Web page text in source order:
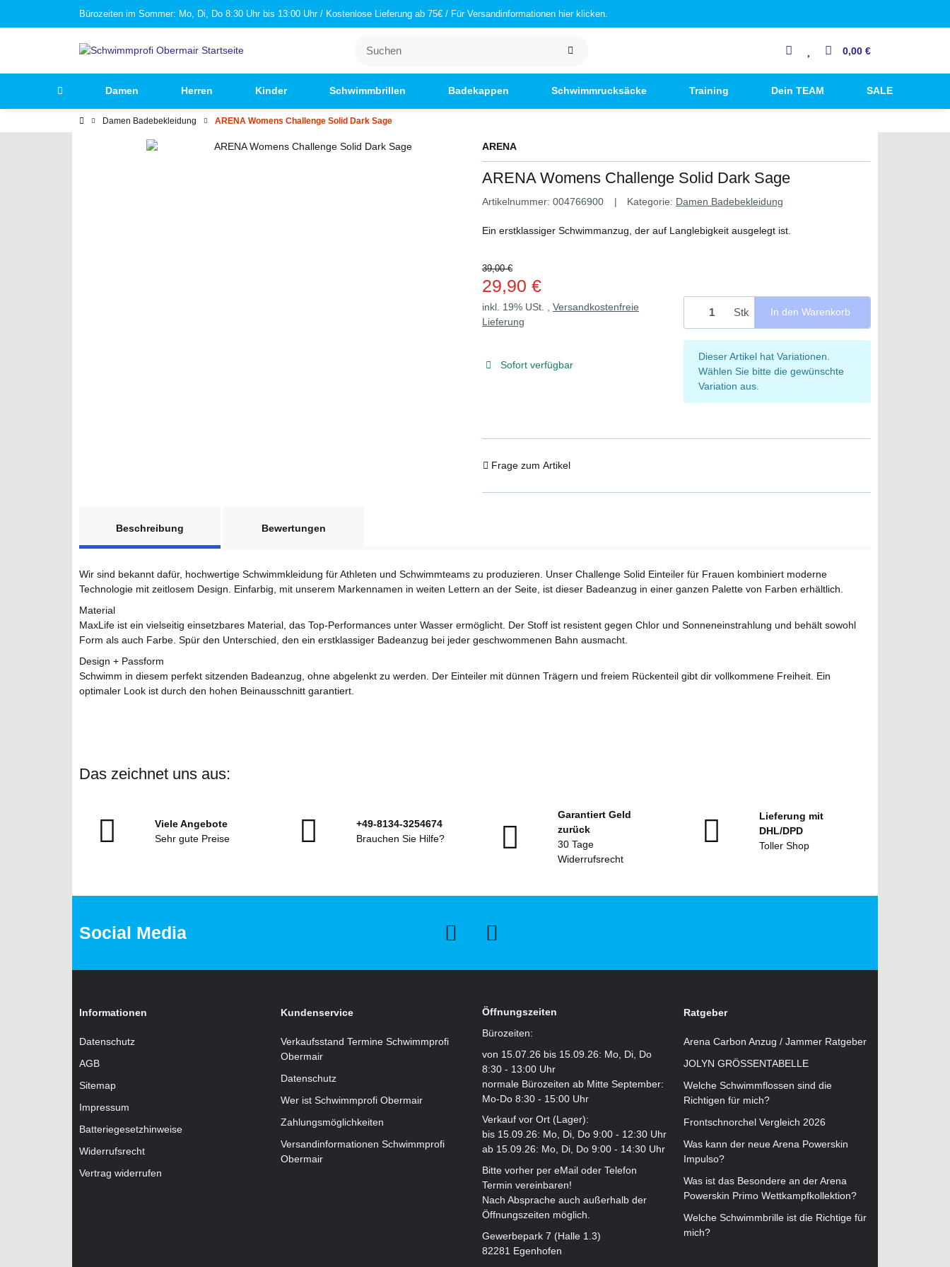
Bürozeiten im Sommer: Mo, Di, Do 8:30 Uhr bis 13:00 Uhr / Kostenlose Lieferung ab 75€ / Für Versandinformationen hier klicken.
0,00 €
Damen Herren Kinder Schwimmbrillen Badekappen Schwimmrucksäcke Training Dein TEAM SALE
Damen Badebekleidung ARENA Womens Challenge Solid Dark Sage
ARENA
ARENA Womens Challenge Solid Dark Sage
Artikelnummer: 004766900 Kategorie: Damen Badebekleidung
Ein erstklassiger Schwimmanzug, der auf Langlebigkeit ausgelegt ist.
39,00 €
29,90 €
inkl. 19% USt. , Versandkostenfreie
Lieferung
Sofort verfügbar
Stk In den Warenkorb
x
Dieser Artikel hat Variationen.
Wählen Sie bitte die gewünschte
Variation aus.
Frage zum Artikel
Beschreibung
Bewertungen
Wir sind bekannt dafür, hochwertige Schwimmkleidung für Athleten und Schwimmteams zu produzieren. Unser Challenge Solid Einteiler für Frauen kombiniert moderne
Technologie mit zeitlosem Design. Einfarbig, mit unserem Markennamen in weiten Lettern an der Seite, ist dieser Badeanzug in einer ganzen Palette von Farben erhältlich.
Material
MaxLife ist ein vielseitig einsetzbares Material, das Top-Performances unter Wasser ermöglicht. Der Stoff ist resistent gegen Chlor und Sonneneinstrahlung und behält sowohl
Form als auch Farbe. Spür den Unterschied, den ein erstklassiger Badeanzug bei jeder geschwommenen Bahn ausmacht.
Design + Passform
Schwimm in diesem perfekt sitzenden Badeanzug, ohne abgelenkt zu werden. Der Einteiler mit dünnen Trägern und freiem Rückenteil gibt dir vollkommene Freiheit. Ein
optimaler Look ist durch den hohen Beinausschnitt garantiert.
Das zeichnet uns aus:
Viele Angebote
Sehr gute Preise
+49-8134-3254674
Brauchen Sie Hilfe?
Garantiert Geld
zurück
30 Tage
Widerrufsrecht
Lieferung mit
DHL/DPD
Toller Shop
Social Media
Informationen
Datenschutz
AGB
Sitemap
Impressum
Batteriegesetzhinweise
Widerrufsrecht
Vertrag widerrufen
Kundenservice
Verkaufsstand Termine Schwimmprofi
Obermair
Datenschutz
Wer ist Schwimmprofi Obermair
Zahlungsmöglichkeiten
Versandinformationen Schwimmprofi
Obermair
Öffnungszeiten
Bürozeiten:
von 15.07.26 bis 15.09.26: Mo, Di, Do
8:30 - 13:00 Uhr
normale Bürozeiten ab Mitte September:
Mo-Do 8:30 - 15:00 Uhr
Verkauf vor Ort (Lager):
bis 15.09.26: Mo, Di, Do 9:00 - 12:30 Uhr
ab 15.09.26: Mo, Di, Do 9:00 - 14:30 Uhr
Bitte vorher per eMail oder Telefon
Termin vereinbaren!
Nach Absprache auch außerhalb der
Öffnungszeiten möglich.
Gewerbepark 7 (Halle 1.3)
82281 Egenhofen
Ratgeber
Arena Carbon Anzug / Jammer Ratgeber
JOLYN GRÖSSENTABELLE
Welche Schwimmflossen sind die
Richtigen für mich?
Frontschnorchel Vergleich 2026
Was kann der neue Arena Powerskin
Impulso?
Was ist das Besondere an der Arena
Powerskin Primo Wettkampfkollektion?
Welche Schwimmbrille ist die Richtige für
mich?